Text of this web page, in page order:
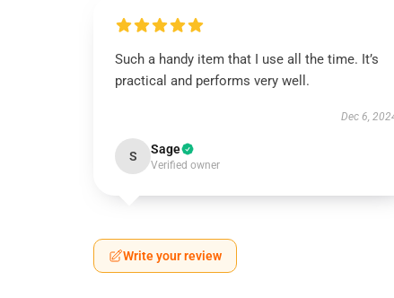
Such a handy item that I use all the time. It’s
practical and performs very well.
Dec 6,
S Sage
Verified owner
Write your review